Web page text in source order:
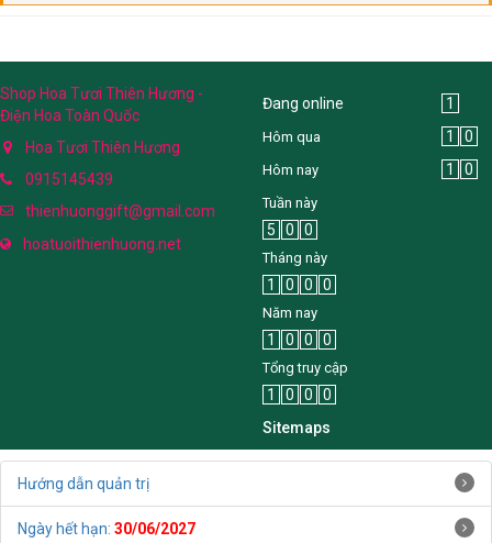
Shop Hoa Tươi Thiên Hương -
Điện Hoa Toàn Quốc
Hoa Tươi Thiên Hương
0915145439
thienhuonggift@gmail.com
hoatuoithienhuong.net
Đang online 1
Hôm qua 1 0
Hôm nay 1 0
Tuần này
5 0 0
Tháng này
1 0 0 0
Năm nay
1 0 0 0
Tổng truy cập
1 0 0
0
Sitemaps
Hướng dẫn quản trị
Ngày hết hạn: 30/06/2027